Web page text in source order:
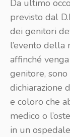
Da ultimo
previsto dal
dei genitori
l’evento della
affinché
genitore,
dichiarazione
e coloro che
medico o
in un